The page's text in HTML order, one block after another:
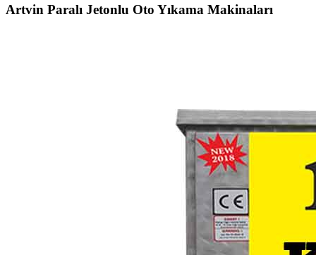
Artvin Paralı Jetonlu Oto Yıkama Makinaları